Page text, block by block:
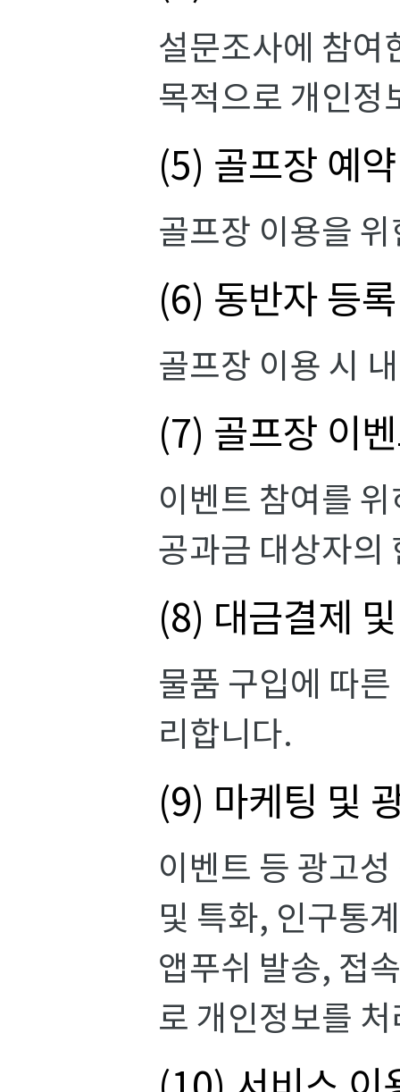
설문조사에 참여
목적으로 개인정
(5) 골프장 예
골프장 이용을
(6) 동반자 등록
골프장 이용 시
(7) 골프장 이
이벤트 참여를
공과금 대상자의
(8) 대금결제
물품 구입에 따
리합니다.
(9) 마케팅 및
이벤트 등 광고
및 특화, 인구통
앱푸쉬 발송, 접
로 개인정보를